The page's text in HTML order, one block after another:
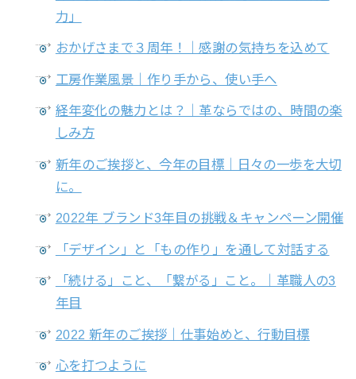
力」
おかげさまで３周年！｜感謝の気持ちを込めて
工房作業風景｜作り手から、使い手へ
経年変化の魅力とは？｜革ならではの、時間の楽
しみ方
新年のご挨拶と、今年の目標｜日々の一歩を大切
に。
2022年 ブランド3年目の挑戦＆キャンペーン開催
「デザイン」と「もの作り」を通して対話する
「続ける」こと、「繋がる」こと。｜革職人の3
年目
2022 新年のご挨拶｜仕事始めと、行動目標
心を打つように